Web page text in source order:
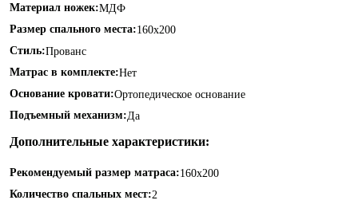
Материал ножек:МДФ
Размер спального места:160х200
Стиль:Прованс
Матрас в комплекте:Нет
Основание кровати:Ортопедическое основание
Подъемный механизм:Да
Дополнительные характеристики:
Рекомендуемый размер матраса:160х200
Количество спальных мест:2